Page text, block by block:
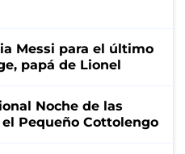
Messi para el último
papá de Lionel
Noche de las
Pequeño Cottolengo